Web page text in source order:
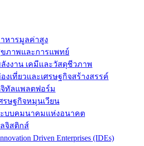
หารมูลค่าสูง
ภาพและการแพทย์
งงาน เคมีและวัสดุชีวภาพ
งเที่ยวและเศรษฐกิจสร้างสรรค์
ทัลแพลตฟอร์ม
รษฐกิจหมุนเวียน
บบคมนาคมแห่งอนาคต
จิสติกส์
Driven Enterprises (IDEs)